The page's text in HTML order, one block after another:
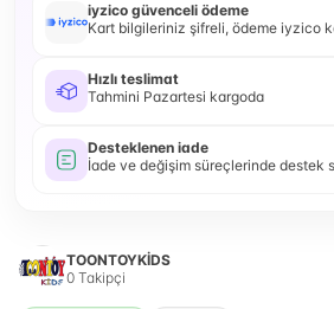
iyzico güvenceli ödeme
Kart bilgileriniz şifreli, ödeme iyzico
Hızlı teslimat
Tahmini Pazartesi kargoda
Desteklenen iade
İade ve değişim süreçlerinde destek
TOONTOYKİDS
0 Takipçi